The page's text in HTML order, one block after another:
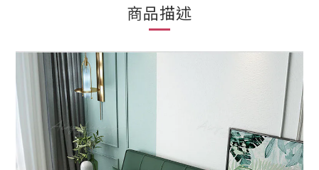
商品描述